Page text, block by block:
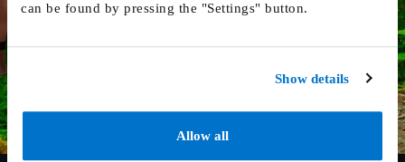
can be found by pressing the "Settings" button.
Show details
Allow all